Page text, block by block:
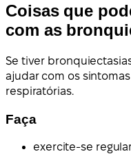
Coisas que
com as
Se tiver
ajudar com os
respiratórias.
Faça
exercite-se